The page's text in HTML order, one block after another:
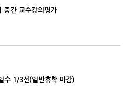
중간 교수강의평가
수 1/3선(일반휴학 마감)